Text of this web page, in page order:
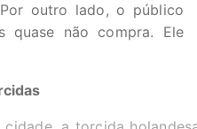
outro lado, o público
quase não compra. Ele